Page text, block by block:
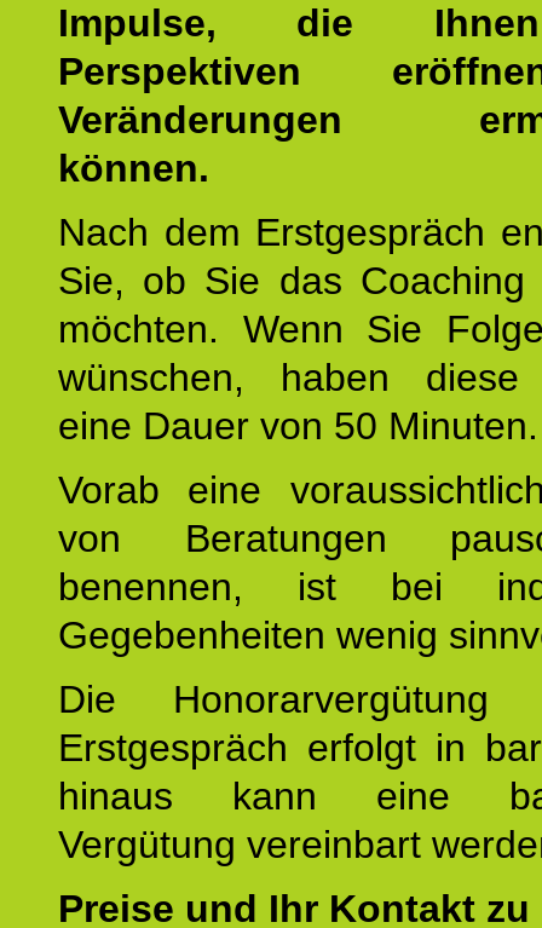
Impulse, die
Perspektiven
Veränderungen
können.
Nach dem Erstgespräch
Sie, ob Sie das Coaching
möchten. Wenn Sie
wünschen, haben diese
eine Dauer von 50 Minuten.
Vorab eine
von Beratungen
benennen, ist bei
Gegebenheiten wenig
Die
Erstgespräch erfolgt in
hinaus kann eine
Vergütung vereinbart
Preise und Ihr Kontakt